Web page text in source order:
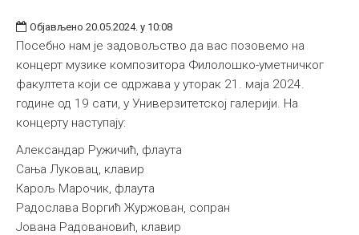
Објављено 20.05.2024. у 10:08
Посебно нам је задовољство да вас позовемо на
концерт музике композитора Филолошко-уметничког
факултета који се одржава у уторак 21. маја 2024.
године од 19 сати, у Универзитетској галерији. На
концерту наступају:
Александар Ружичић, флаута
Сања Луковац, клавир
Карољ Марочик, флаута
Радослава Воргић Журжован, сопран
Јована Радовановић, клавир